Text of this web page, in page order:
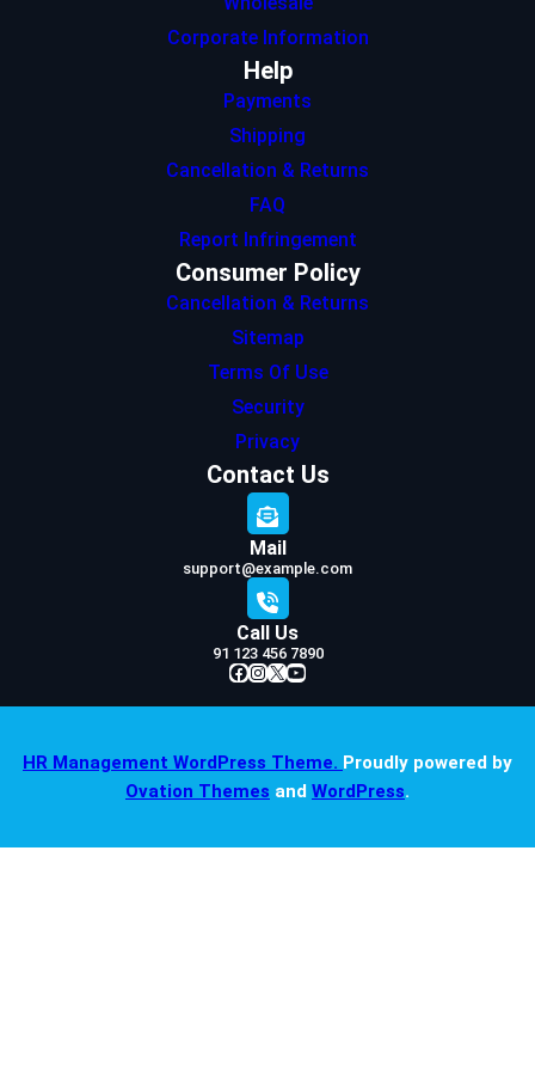
Corporate Information
Help
Payments
Shipping
Cancellation & Returns
FAQ
Report Infringement
Consumer Policy
Cancellation & Returns
Sitemap
Terms Of Use
Security
Privacy
Contact Us
Mail
support@example.com
Call Us
91 123 456 7890
Facebook InstagramX YouTube
HR Management WordPress Theme. Proudly powered by
Ovation Themes and WordPress.